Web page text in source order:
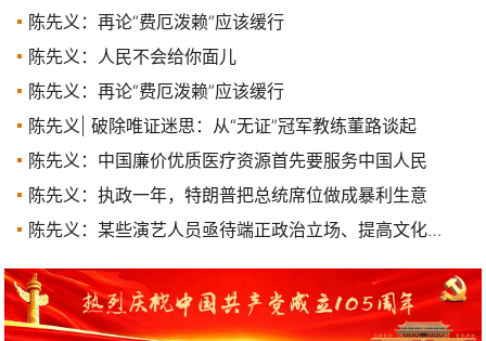
陈先义：再论“费厄泼赖”应该缓行
陈先义：人民不会给你面儿
陈先义：再论“费厄泼赖”应该缓行
陈先义| 破除唯证迷思：从“无证”冠军教练董路谈起
陈先义：中国廉价优质医疗资源首先要服务中国人民
陈先义：执政一年，特朗普把总统席位做成暴利生意
陈先义：某些演艺人员亟待端正政治立场、提高文化水平